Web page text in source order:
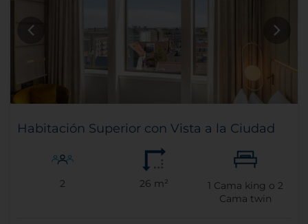
Habitación Superior con Vista a la Ciudad
2 26 m² 1 Cama king o 2
Cama twin